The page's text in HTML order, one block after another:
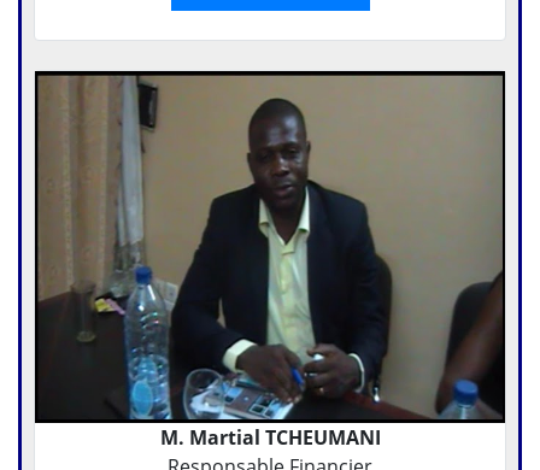
M. Martial TCHEUMANI